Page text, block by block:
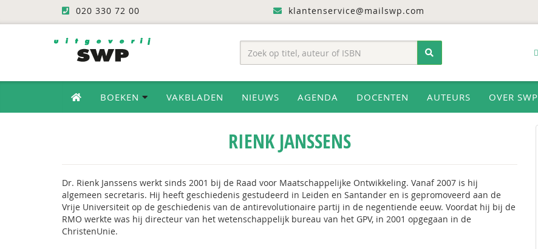
020 330 72 00 klantenservice@mailswp.com
BOEKEN VAKBLADEN NIEUWS AGENDA DOCENTEN AUTEURS OVER SWP
RIENK JANSSENS
Dr. Rienk Janssens werkt sinds 2001 bij de Raad voor Maatschappelijke Ontwikkeling. Vanaf 2007 is hij
algemeen secretaris. Hij heeft geschiedenis gestudeerd in Leiden en Santander en is gepromoveerd aan de
Vrije Universiteit op de geschiedenis van de antirevolutionaire partij in de negentiende eeuw. Voordat hij bij de
RMO werkte was hij directeur van het wetenschappelijk bureau van het GPV, in 2001 opgegaan in de
ChristenUnie.